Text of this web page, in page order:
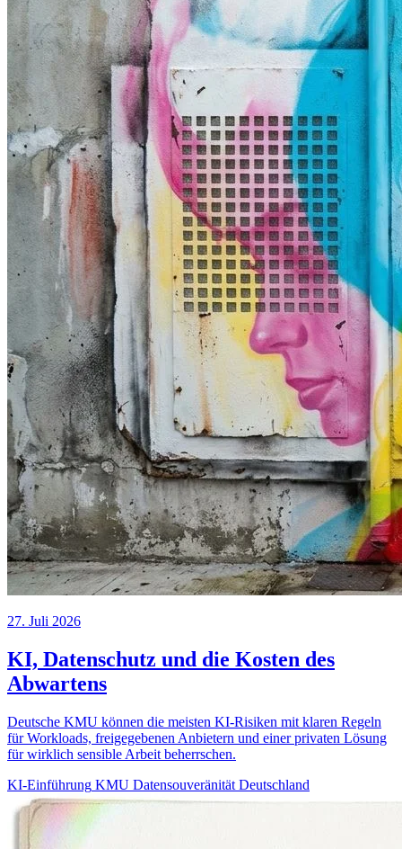
27. Juli 2026
KI, Datenschutz und die Kosten des
Abwartens
Deutsche KMU können die meisten KI-Risiken mit klaren Regeln
für Workloads, freigegebenen Anbietern und einer privaten Lösung
für wirklich sensible Arbeit beherrschen.
KI-Einführung KMU Datensouveränität Deutschland